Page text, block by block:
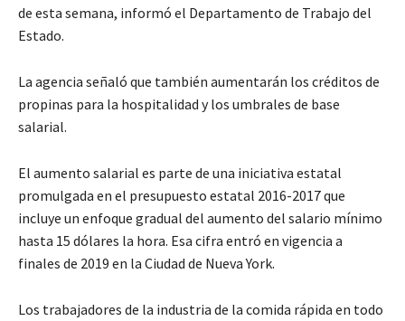
de esta semana, informó el Departamento de Trabajo del
Estado.
La agencia señaló que también aumentarán los créditos de
propinas para la hospitalidad y los umbrales de base
salarial.
El aumento salarial es parte de una iniciativa estatal
promulgada en el presupuesto estatal 2016-2017 que
incluye un enfoque gradual del aumento del salario mínimo
hasta 15 dólares la hora. Esa cifra entró en vigencia a
finales de 2019 en la Ciudad de Nueva York.
Los trabajadores de la industria de la comida rápida en todo